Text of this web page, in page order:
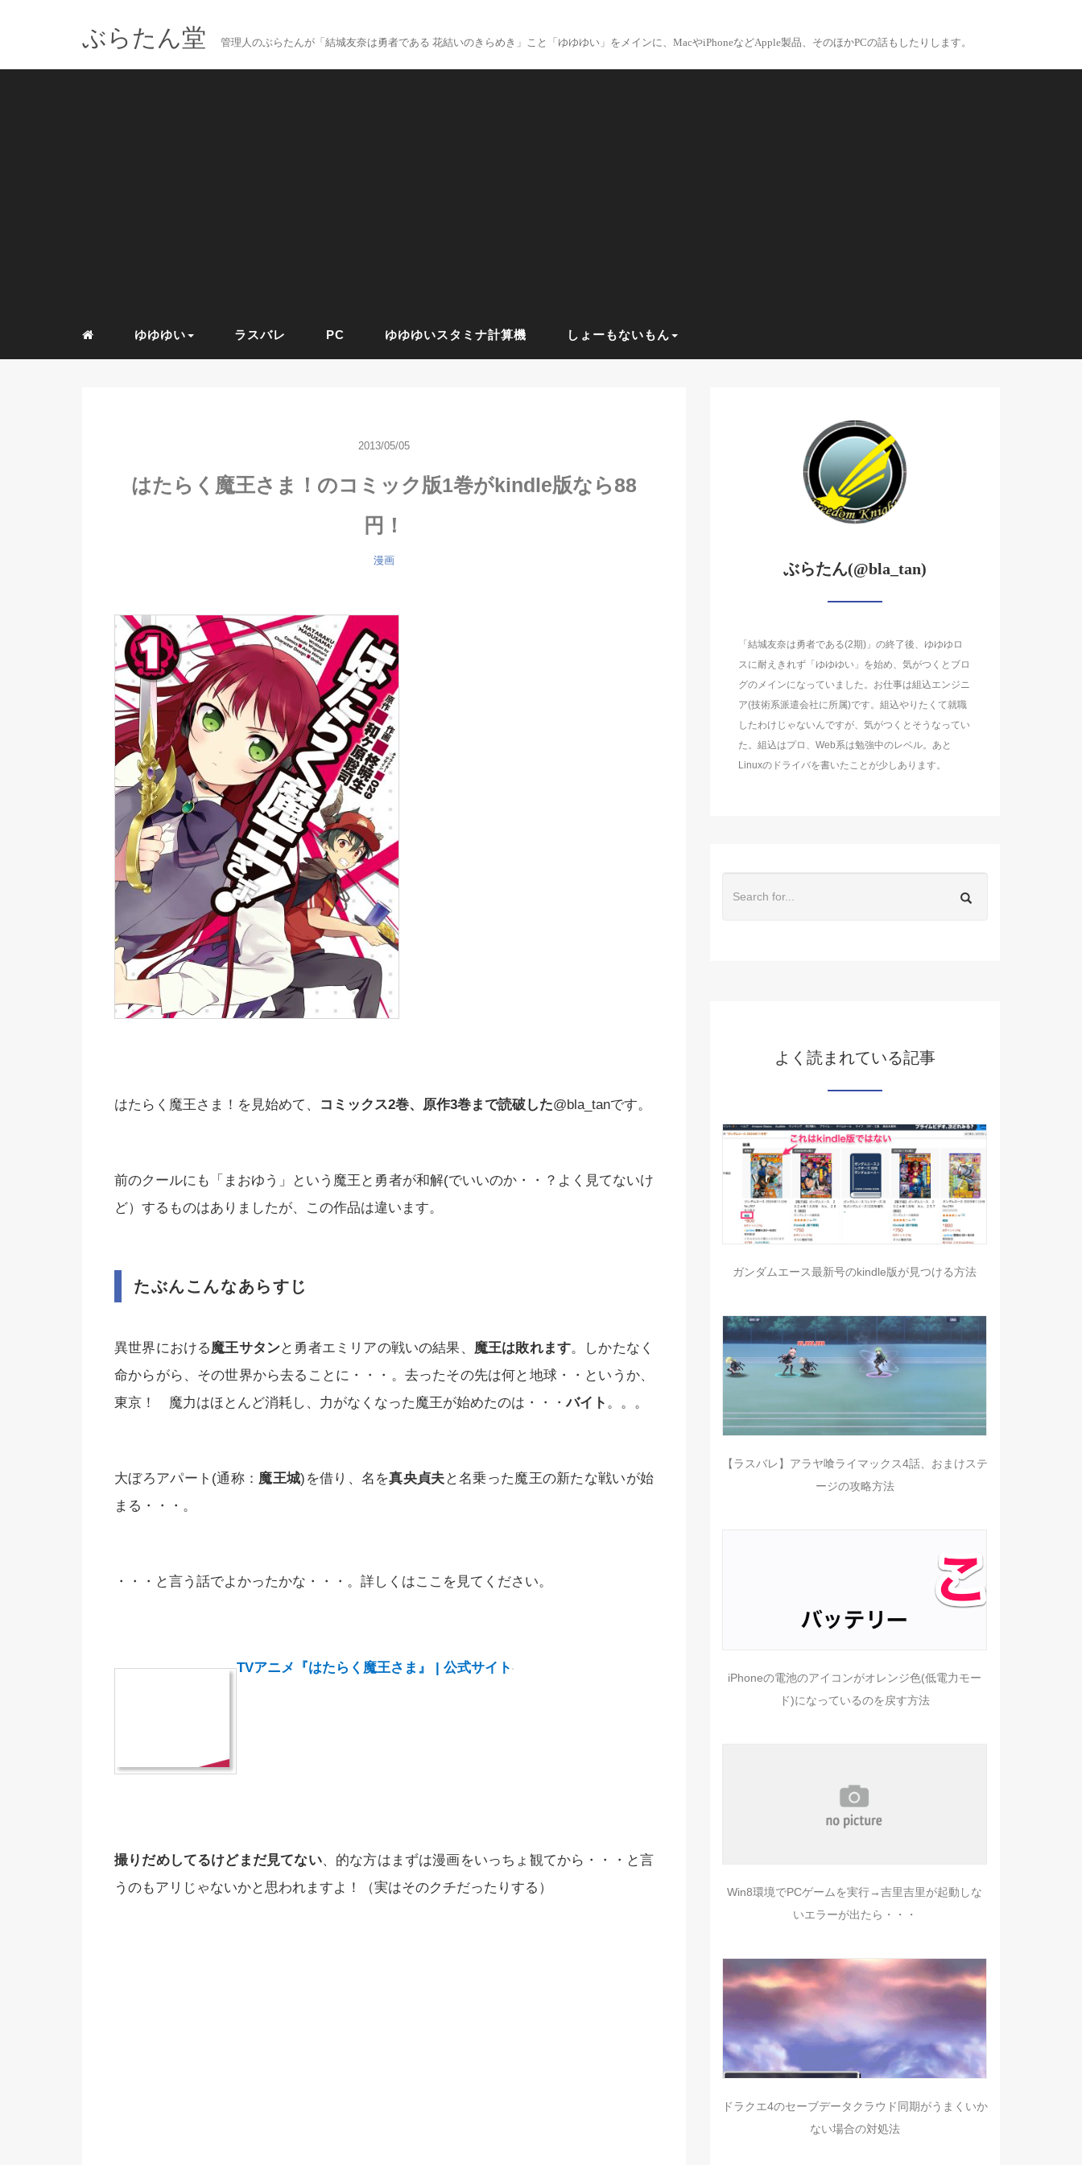
ぶらたん堂 管理人のぶらたんが「結城友奈は勇者である 花結いのきらめき」こと「ゆゆゆい」をメインに、MacやiPhoneなどApple製品、そのほかPCの話もしたりします。
ゆゆゆい ラスバレ PC ゆゆゆいスタミナ計算機 しょーもないもん
2013/05/05
はたらく魔王さま！のコミック版1巻がkindle版なら88
円！
漫画
はたらく魔王さま！を見始めて、 コミックス2巻、原作3巻まで読破した@bla_tanです。
前のクールにも「まおゆう」という魔王と勇者が和解(でいいのか・・？よく見てないけ
ど）するものはありましたが、この作品は違います。
たぶんこんなあらすじ
異世界における魔王サタンと勇者エミリアの戦いの結果、 魔王は敗れます。しかたなく
命からがら、その世界から去ることに・・・。去ったその先は何と地球・・というか、
東京！ 魔力はほとんど消耗し、力がなくなった魔王が始めたのは・・・バイト 。。。
大ぼろアパート(通称： 魔王城)を借り、名を真央貞夫 と名乗った魔王の新たな戦いが始
まる・・・。
・・・と言う話でよかったかな・・・。詳しくはここを見てください。
TVアニメ『はたらく魔王さま』 | 公式サイト
撮りだめしてるけどまだ見てない、的な方はまずは漫画をいっちょ観てから・・・と言
うのもアリじゃないかと思われますよ！（実はそのクチだったりする）
ぶらたん(@bla_tan)
「結城友奈は勇者である(2期)」の終了後、ゆゆゆロ
スに耐えきれず「ゆゆゆい」を始め、気がつくとブロ
グのメインになっていました。お仕事は組込エンジニ
ア(技術系派遣会社に所属)です。組込やりたくて就職
したわけじゃないんですが、気がつくとそうなってい
た。組込はプロ、Web系は勉強中のレベル。あと
Linuxのドライバを書いたことが少しあります。
よく読まれている記事
ガンダムエース最新号のkindle版が見つける方法
【ラスバレ】アラヤ喰ライマックス4話、おまけステ
ージの攻略方法
iPhoneの電池のアイコンがオレンジ色(低電力モー
ド)になっているのを戻す方法
Win8環境でPCゲームを実行→吉里吉里が起動しな
いエラーが出たら・・・
ドラクエ4のセーブデータクラウド同期がうまくいか
ない場合の対処法